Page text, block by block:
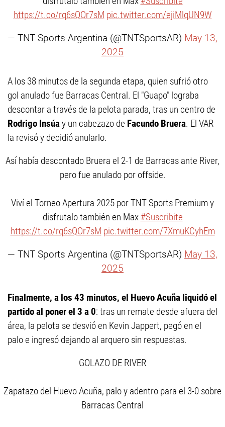
https://t.co/rq6sQOr7sM pic.twitter.com/ejiMlqUN9W
— TNT Sports Argentina (@TNTSportsAR) May 13,
2025
A los 38 minutos de la segunda etapa, quien sufrió otro
gol anulado fue Barracas Central. El "Guapo" lograba
descontar a través de la pelota parada, tras un centro de
Rodrigo Insúay un cabezazo de Facundo Bruera. El VAR
la revisó y decidió anularlo.
Así había descontado Bruera el 2-1 de Barracas ante River,
pero fue anulado por offside.
Viví el Torneo Apertura 2025 por TNT Sports Premium y
disfrutalo también en Max #Suscribite
https://t.co/rq6sQOr7sM pic.twitter.com/7XmuKCyhEm
— TNT Sports Argentina (@TNTSportsAR) May 13,
2025
Finalmente, a los 43 minutos, el Huevo Acuña liquidó el
partido al poner el 3 a 0: tras un remate desde afuera del
área, la pelota se desvió en Kevin Jappert, pegó en el
palo e ingresó dejando al arquero sin respuestas.
GOLAZO DE RIVER
Zapatazo del Huevo Acuña, palo y adentro para el 3-0 sobre
Barracas Central